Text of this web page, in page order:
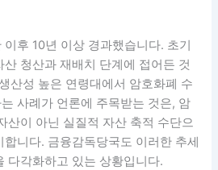
후 10년 이상 경과했습니다. 초기
청산과 재배치 단계에 접어든 것
산성 높은 연령대에서 암호화폐 수
사례가 언론에 주목받는 것은, 암
산이 아닌 실질적 자산 축적 수단으
니다. 금융감독당국도 이러한 추세
다각화하고 있는 상황입니다.